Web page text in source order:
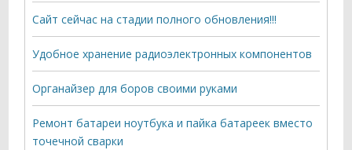
Сайт сейчас на стадии полного обновления!!!
Удобное хранение радиоэлектронных компонентов
Органайзер для боров своими руками
Ремонт батареи ноутбука и пайка батареек вместо
точечной сварки